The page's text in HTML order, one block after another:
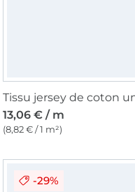
13,06 € / m
(8,82 € / 1 m²)
-29%